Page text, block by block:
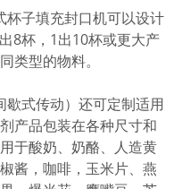
杯子填充封口机可以设计
8杯，1出10杯或更大产
类型的物料。
歇式传动）还可定制适用
产品包装在各种尺寸和
于酸奶、奶酪、人造黄
酱，咖啡，玉米片、燕